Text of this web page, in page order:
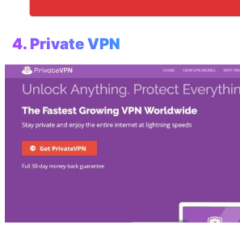
4. Private VPN